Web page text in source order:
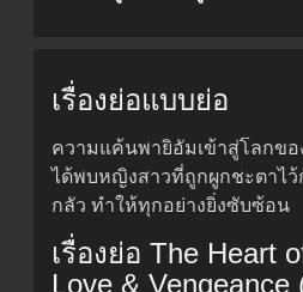
เรื่องย่อแบบย่อ
ความแค้นพายิอัมเข้าสู่โลกขอ
ได้พบหญิงสาวที่ถูกผูกชะตาไ
กลัว ทำให้ทุกอย่างยิ่งซับซ้อน
เรื่องย่อ The Heart
Love & Vengeance